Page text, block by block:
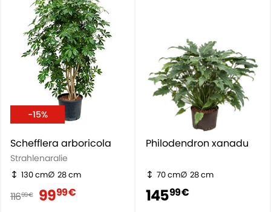
-15%
Schefflera arboricola
Strahlenaralie
130 cm 28 cm
11699 € 9999 €
Philodendron xanadu
70 cm 28 cm
14599 €